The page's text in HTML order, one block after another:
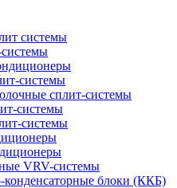
системы
системы
сплит-системы
системы
системы
VRV-системы
конденсаторные блоки (ККБ)